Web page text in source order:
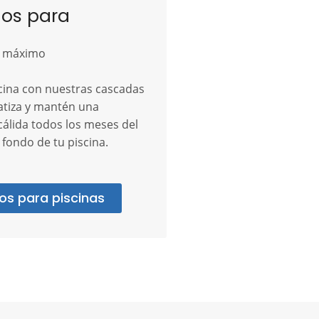
para
con nuestras cascadas
y mantén una
todos los meses del
de tu piscina.
para piscinas